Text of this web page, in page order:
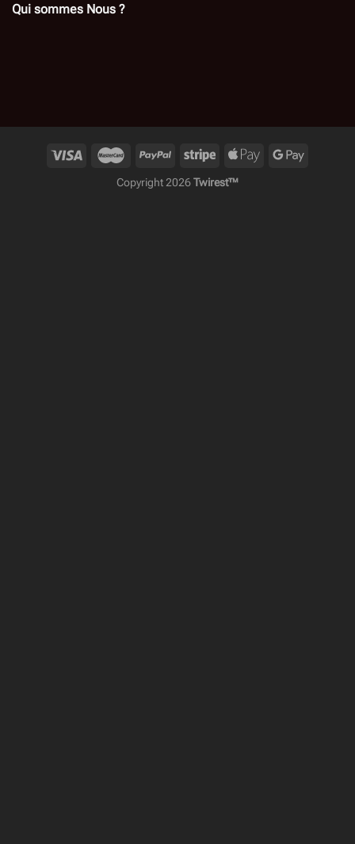
Qui sommes Nous ?
Copyright 2026Twirest™️